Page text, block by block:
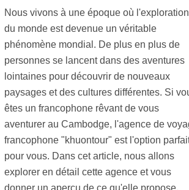
Nous vivons à une époque où l'exploration
du monde est devenue un véritable
phénomène mondial. De plus en plus de
personnes se lancent dans des aventures
lointaines pour découvrir de nouveaux
paysages et des cultures différentes. Si
êtes un francophone rêvant de vous
aventurer au Cambodge, l'agence de
francophone "khuontour" est l'option
pour vous. Dans cet article, nous allons
explorer en détail cette agence et vous
donner un aperçu de ce qu'elle propose.